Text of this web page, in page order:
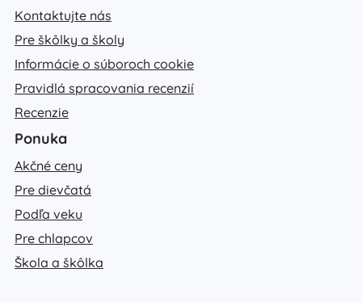
Kontaktujte nás
Pre škôlky a školy
Informácie o súboroch cookie
Pravidlá spracovania recenzií
Recenzie
Ponuka
Akčné ceny
Pre dievčatá
Podľa veku
Pre chlapcov
Škola a škôlka